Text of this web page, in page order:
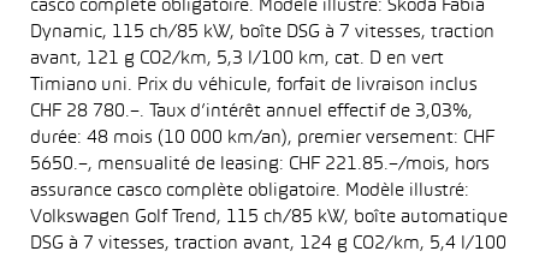
casco complète obligatoire. Modèle illustré: Skoda Fabia
Dynamic, 115 ch/85 kW, boîte DSG à 7 vitesses, traction
avant, 121 g CO2/km, 5,3 l/100 km, cat. D en vert
Timiano uni. Prix du véhicule, forfait de livraison inclus
CHF 28 780.–. Taux d’intérêt annuel effectif de 3,03%,
durée: 48 mois (10 000 km/an), premier versement: CHF
5650.–, mensualité de leasing: CHF 221.85.–/mois, hors
assurance casco complète obligatoire. Modèle illustré:
Volkswagen Golf Trend, 115 ch/85 kW, boîte automatique
DSG à 7 vitesses, traction avant, 124 g CO2/km, 5,4 l/100